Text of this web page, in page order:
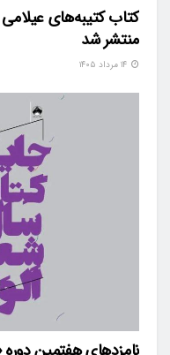
کتاب کتیبه‌های
منتشر شد